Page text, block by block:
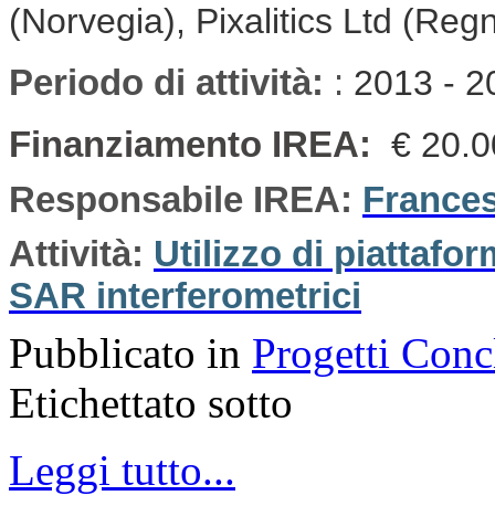
(Norvegia), Pixalitics Ltd
Periodo di attività: : 2013 -
Finanziamento IREA: €
Responsabile IREA:
Attività: Utilizzo di
SAR interferometrici
Pubblicato in Progetti
Etichettato sotto
Leggi tutto...